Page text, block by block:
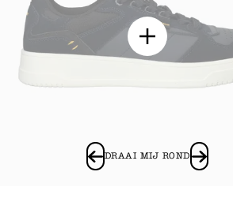
DRAAI MIJ ROND